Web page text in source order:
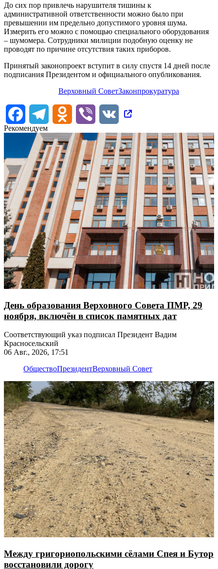
До сих пор привлечь нарушителя тишины к
административной ответственности можно было при
превышении им предельно допустимого уровня шума.
Измерить его можно с помощью специального оборудования
– шумомера. Сотрудники милиции подобную оценку не
проводят по причине отсутствия таких приборов.
Принятый законопроект вступит в силу спустя 14 дней после
подписания Президентом и официального опубликования.
Верховный СоветЗаконпрокуратура
FacebookTelegram Odnoklassniki
Viber
VK
Рекомендуем
День образования Верховного Совета ПМР, 29
ноября, включён в список памятных дат
Соответствующий указ подписал Президент Вадим
Красносельский
06 Авг., 2026, 17:51
ОбществоПрезидентВерховный Совет
Между григориопольскими сёлами Спея и Бутор
восстановили дорогу